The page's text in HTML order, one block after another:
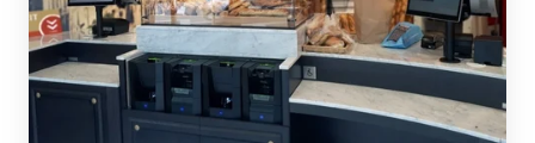
Exploiter
son
potentiel
au